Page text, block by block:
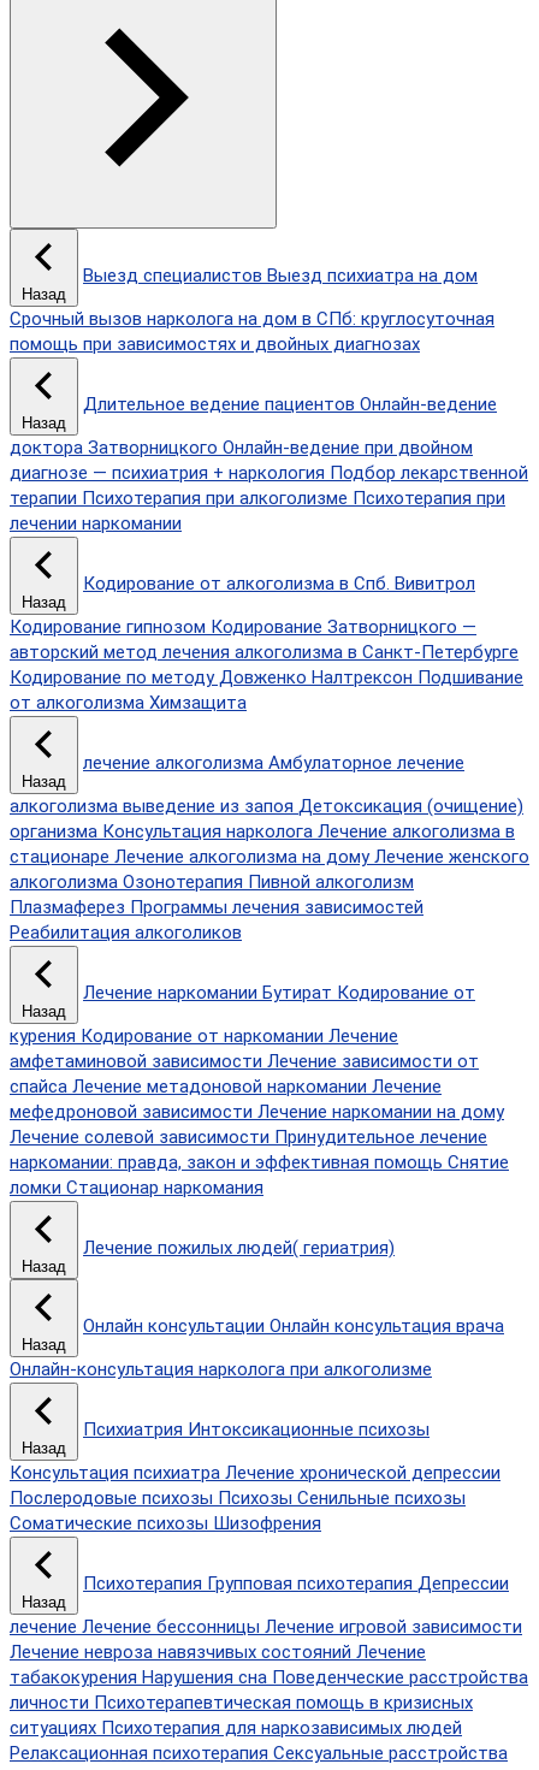
Назад
Выезд специалистов Выезд психиатра на дом
Срочный вызов нарколога на дом в СПб: круглосуточная
помощь при зависимостях и двойных диагнозах
Назад
Длительное ведение пациентов Онлайн-ведение
доктора Затворницкого Онлайн‑ведение при двойном
диагнозе — психиатрия + наркология Подбор лекарственной
терапии Психотерапия при алкоголизме Психотерапия при
лечении наркомании
Назад
Кодирование от алкоголизма в Спб. Вивитрол
Кодирование гипнозом Кодирование Затворницкого —
авторский метод лечения алкоголизма в Санкт‑Петербурге
Кодирование по методу Довженко Налтрексон Подшивание
от алкоголизма Химзащита
Назад
лечение алкоголизма Амбулаторное лечение
алкоголизма выведение из запоя Детоксикация (очищение)
организма Консультация нарколога Лечение алкоголизма в
стационаре Лечение алкоголизма на дому Лечение женского
алкоголизма Озонотерапия Пивной алкоголизм
Плазмаферез Программы лечения зависимостей
Реабилитация алкоголиков
Назад
Лечение наркомании Бутират Кодирование от
курения Кодирование от наркомании Лечение
амфетаминовой зависимости Лечение зависимости от
спайса Лечение метадоновой наркомании Лечение
мефедроновой зависимости Лечение наркомании на дому
Лечение солевой зависимости Принудительное лечение
наркомании: правда, закон и эффективная помощь Снятие
ломки Стационар наркомания
Назад
Лечение пожилых людей( гериатрия)
Назад
Онлайн консультации Онлайн консультация врача
Онлайн-консультация нарколога при алкоголизме
Назад
Психиатрия Интоксикационные психозы
Консультация психиатра Лечение хронической депрессии
Послеродовые психозы Психозы Сенильные психозы
Соматические психозы Шизофрения
Назад
Психотерапия Групповая психотерапия Депрессии
лечение Лечение бессонницы Лечение игровой зависимости
Лечение невроза навязчивых состояний Лечение
табакокурения Нарушения сна Поведенческие расстройства
личности Психотерапевтическая помощь в кризисных
ситуациях Психотерапия для наркозависимых людей
Релаксационная психотерапия Сексуальные расстройства